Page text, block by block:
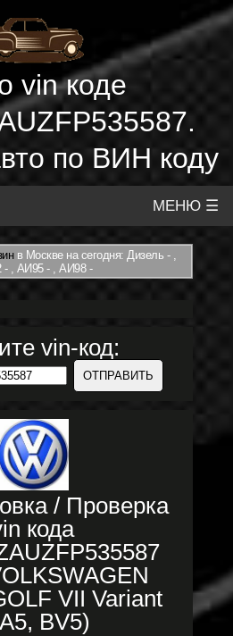
vin коде
по ВИН коду
МЕНЮ ☰
в Москве на сегодня: Дизель - ,
- , АИ95 - , АИ98 -
vin-код:
/ Проверка
кода
VII Variant
BV5)